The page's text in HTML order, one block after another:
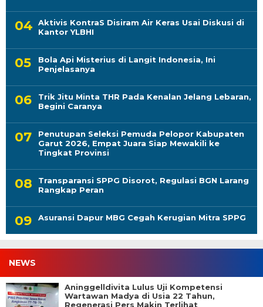
Aktivis KontraS Disiram Air Keras Usai Diskusi di
Kantor YLBHI
Bola Api Misterius di Langit Indonesia, Ini
Penjelasanya
Trik Jitu Minta THR Pada Kenalan Jelang Lebaran,
Begini Caranya
Penutupan Seleksi Pemuda Pelopor Kabupaten
Garut 2026, Empat Juara Siap Mewakili ke
Tingkat Provinsi
Transparansi SPPG Disorot, Regulasi BGN Larang
Rangkap Peran
Asuransi Dapur MBG Cegah Kerugian Mitra SPPG
NEWS
Aninggelldivita Lulus Uji Kompetensi
Wartawan Madya di Usia 22 Tahun,
Regenerasi Pers Makin Terlihat